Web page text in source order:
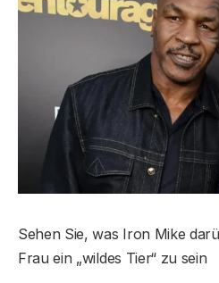
Sehen Sie, was Iron Mike
Frau ein „wildes Tier“ zu sein